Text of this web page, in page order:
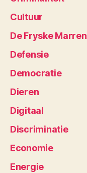
Cultuur
De Fryske Marren
Defensie
Democratie
Dieren
Digitaal
Discriminatie
Economie
Energie